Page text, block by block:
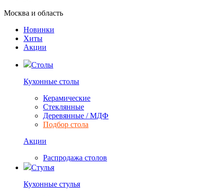
Москва и область
Новинки
Хиты
Акции
Столы
Кухонные столы
Керамические
Стеклянные
Деревянные / МДФ
Подбор стола
Акции
Распродажа столов
Стулья
Кухонные стулья